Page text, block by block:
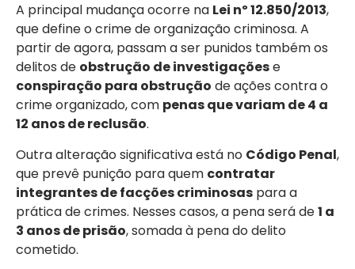
A principal mudança ocorre na Lei nº 12.850/2013,
que define o crime de organização criminosa. A
partir de agora, passam a ser punidos também os
delitos de obstrução de investigaçõese
conspiração para obstrução de ações contra o
crime organizado, com penas que variam de 4 a
12 anos de reclusão.
Outra alteração significativa está no Código Penal,
que prevê punição para quem contratar
integrantes de facções criminosas para a
prática de crimes. Nesses casos, a pena será de1 a
3 anos de prisão, somada à pena do delito
cometido.